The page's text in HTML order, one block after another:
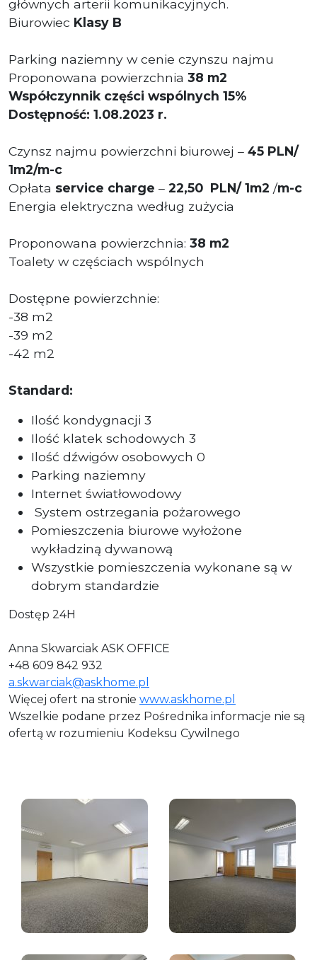
głównych arterii komunikacyjnych.
Biurowiec Klasy B
Parking naziemny w cenie czynszu najmu
Proponowana powierzchnia 38 m2
Współczynnik części wspólnych 15%
Dostępność: 1.08.2023 r.
Czynsz najmu powierzchni biurowej – 45 PLN/
1m2/m-c
Opłata service charge – 22,50 PLN/ 1m2 /m-c
Energia elektryczna według zużycia
Proponowana powierzchnia: 38 m2
Toalety w częściach wspólnych
Dostępne powierzchnie:
-38 m2
-39 m2
-42 m2
Standard:
Ilość kondygnacji 3
Ilość klatek schodowych 3
Ilość dźwigów osobowych 0
Parking naziemny
Internet światłowodowy
System ostrzegania pożarowego
Pomieszczenia biurowe wyłożone
wykładziną dywanową
Wszystkie pomieszczenia wykonane są w
dobrym standardzie
Dostęp 24H
Anna Skwarciak ASK OFFICE
+48 609 842 932
a.skwarciak@askhome.pl
Więcej ofert na stronie www.askhome.pl
Wszelkie podane przez Pośrednika informacje nie są
ofertą w rozumieniu Kodeksu Cywilnego